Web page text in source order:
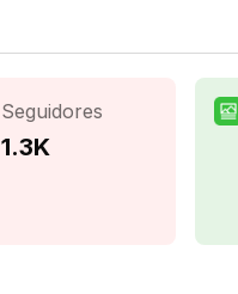
Seguidores
1.3K